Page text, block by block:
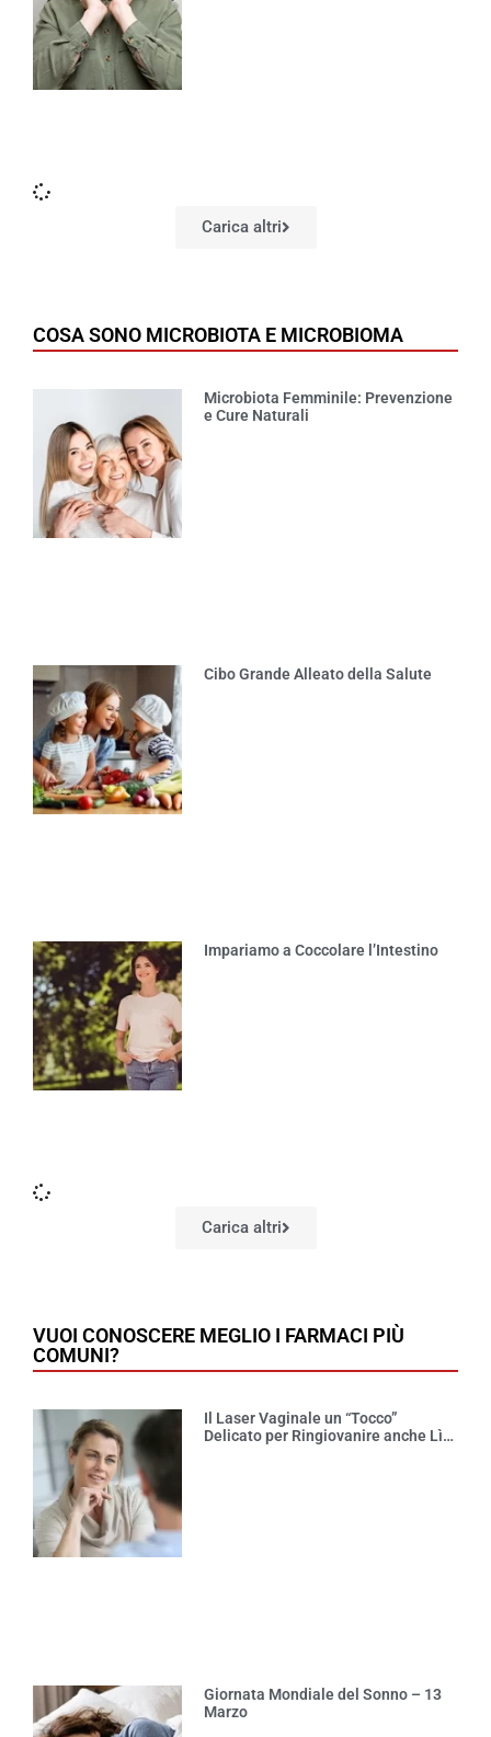
Carica altri
COSA SONO MICROBIOTA E MICROBIOMA
Microbiota Femminile: Prevenzione
e Cure Naturali
Cibo Grande Alleato della Salute
Impariamo a Coccolare l’Intestino
Carica altri
VUOI CONOSCERE MEGLIO I FARMACI PIÙ
COMUNI?
Il Laser Vaginale un “Tocco”
Delicato per Ringiovanire anche Lì…
Giornata Mondiale del Sonno – 13
Marzo